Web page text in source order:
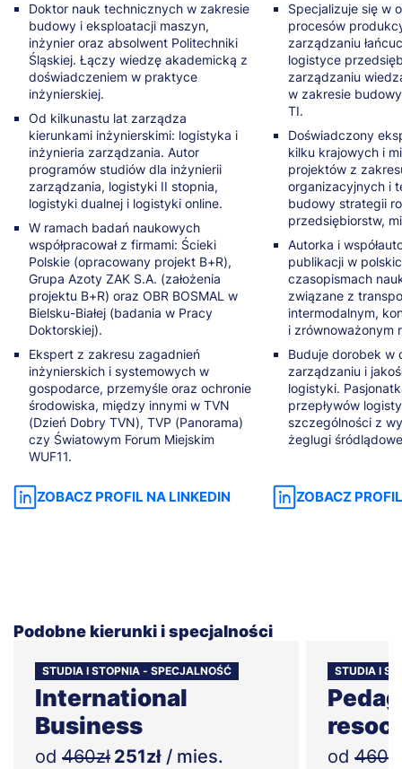
Doktor nauk technicznych w zakresie
budowy i eksploatacji maszyn,
inżynier oraz absolwent Politechniki
Śląskiej. Łączy wiedzę akademicką z
doświadczeniem w praktyce
inżynierskiej.
Od kilkunastu lat zarządza
kierunkami inżynierskimi: logistyka i
inżynieria zarządzania. Autor
programów studiów dla inżynierii
zarządzania, logistyki II stopnia,
logistyki dualnej i logistyki online.
W ramach badań naukowych
współpracował z firmami: Ścieki
Polskie (opracowany projekt B+R),
Grupa Azoty ZAK S.A. (założenia
projektu B+R) oraz OBR BOSMAL w
Bielsku-Białej (badania w Pracy
Doktorskiej).
Ekspert z zakresu zagadnień
inżynierskich i systemowych w
gospodarce, przemyśle oraz ochronie
środowiska, między innymi w TVN
(Dzień Dobry TVN), TVP (Panorama)
czy Światowym Forum Miejskim
WUF11.
ZOBACZ PROFIL NA LINKEDIN
Specjalizuje się w
procesów
zarządzaniu
logistyce
zarządzaniu
w zakresie
TI.
Doświadczony
kilku krajowych i
projektów z
organizacyjnych i
budowy strategii
przedsiębiorstw,
Autorka i
publikacji w
czasopismach
związane z
intermodalnym,
i zrównoważonym
Buduje dorobek w
zarządzaniu i
logistyki.
przepływów
szczególności z
żeglugi
ZOBACZ
Podobne kierunki i specjalności
STUDIA I STOPNIA - SPECJALNOŚĆ
International
Business
od 460zł 251zł / mies.
STUDIA I
od 460zł